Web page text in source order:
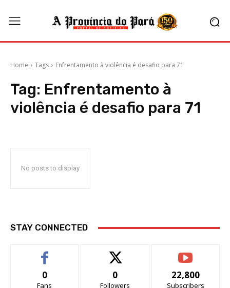
Home Tags Enfrentamento à violência é desafio para 71
Tag: Enfrentamento à
violência é desafio para 71
No posts to display
STAY CONNECTED
0
Fans
0
Followers
22,800
Subscribers